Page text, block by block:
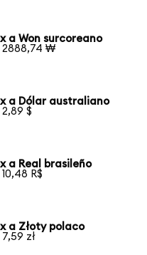
a Won surcoreano
2888,74 ₩
a Dólar australiano
2,89 $
a Real brasileño
R$
a Złoty polaco
zł